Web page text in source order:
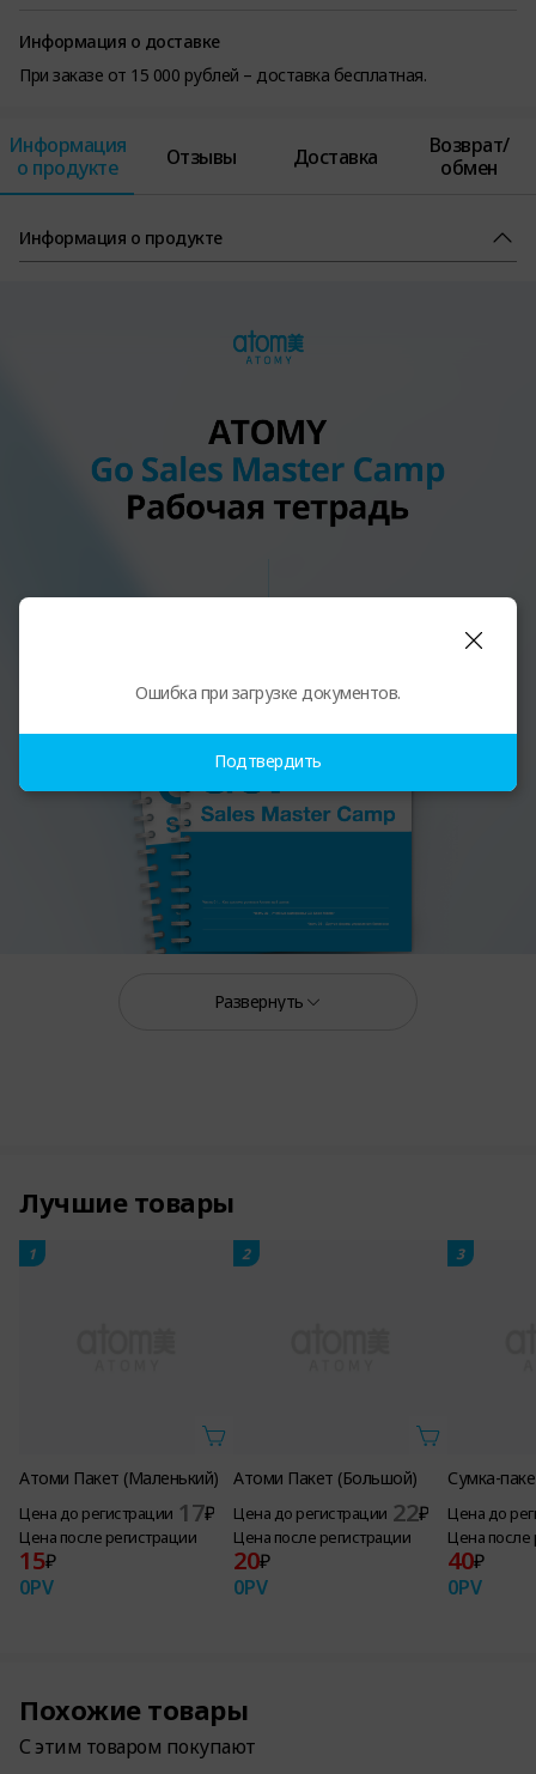
Информация о доставке
При заказе от 15 000 рублей – доставка бесплатная.
Информация
о продукте
Отзывы Доставка
Возврат/
обмен
Информация о продукте
Развернуть
Лучшие товары
1
Атоми Пакет (Маленький)
Цена до регистрации 17₽
Цена после регистрации
15₽
0PV
2
Атоми Пакет (Большой)
Цена до регистрации 22₽
Цена после регистрации
20₽
0PV
3
Сумка-
Цена до
Цена после
40₽
0PV
Похожие товары
С этим товаром покупают
Ошибка при загрузке документов.
Подтвердить